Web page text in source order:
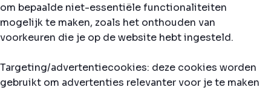
om bepaalde niet-essentiële functionaliteiten
mogelijk te maken, zoals het onthouden van
voorkeuren die je op de website hebt ingesteld.
Targeting/advertentiecookies: deze cookies worden
gebruikt om advertenties relevanter voor je te maken